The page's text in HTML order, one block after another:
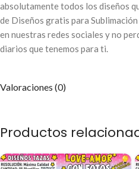
absolutamente todos los diseños
de Diseños gratis para
en nuestras redes sociales y no
diarios que tenemos para ti.
Valoraciones (0)
Productos